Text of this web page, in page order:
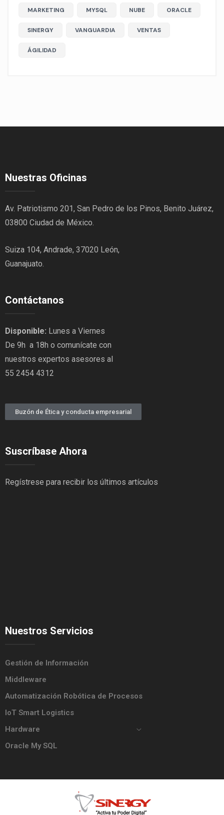
MARKETING MYSQL NUBE ORACLE
SINERGY VANGUARDIA VENTAS
ÁGILIDAD
Nuestras Oficinas
Av. Patriotismo 201, San Pedro de los Pinos, Benito Juárez,
03800 Ciudad de México.
Suiza 104, Andrade, 37020 León,
Guanajuato.
Contáctanos
Disponible: Lunes a Viernes
De 9h a 18h o comunícate con
nuestros expertos asesores al
55 2454 4312
Buzón de Ética y conducta empresarial
Suscríbase Ahora
Regístrese para recibir los últimos artículos
Nuestros Servicios
Gestión de Información
Middleware
Automatización Robótica de Procesos
IoT Smart Logistics
Hardware
Oracle My SQL